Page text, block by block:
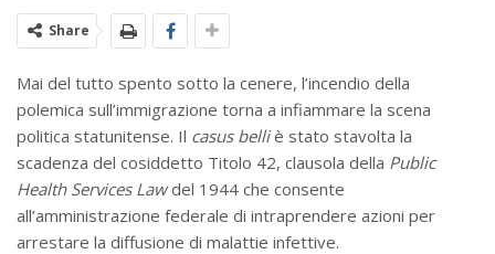
Share
Mai del tutto spento sotto la cenere, l’incendio della
polemica sull’immigrazione torna a infiammare la scena
politica statunitense. Il casus belliè stato stavolta la
scadenza del cosiddetto Titolo 42, clausola della Public
Health Services Lawdel 1944 che consente
all’amministrazione federale di intraprendere azioni per
arrestare la diffusione di malattie infettive.